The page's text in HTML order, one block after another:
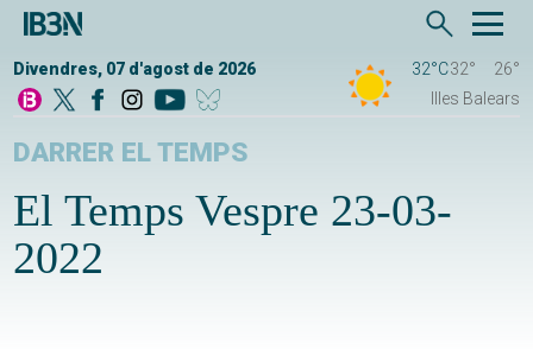
Divendres, 07 d'agost de 2026 32°C32°
26°
Illes Balears
DARRER EL TEMPS
El Temps Vespre 23-03-
2022